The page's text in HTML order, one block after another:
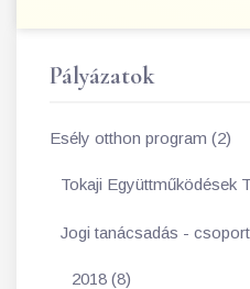
Pályázatok
Esély otthon program (2)
Tokaji Együttműködések
Jogi tanácsadás -
2018 (8)